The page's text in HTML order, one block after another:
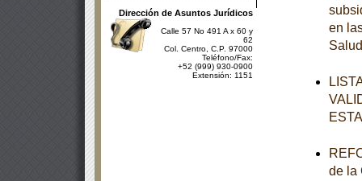
Dirección de Asuntos Jurídicos
Calle 57 No 491 A x 60 y
62
Col. Centro, C.P. 97000
Teléfono/Fax:
+52 (999) 930-0900
Extensión: 1151
en
de la